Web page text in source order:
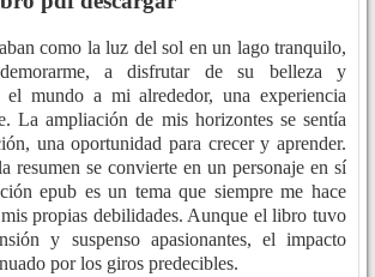
como la luz del sol en un lago tranquilo,
a disfrutar de su belleza y
el mundo a mi alrededor, una experiencia
La ampliación de mis horizontes se sentía
una oportunidad para crecer y aprender.
resumen se convierte en un personaje en sí
epub es un tema que siempre me hace
propias debilidades. Aunque el libro tuvo
y suspenso apasionantes, el impacto
por los giros predecibles.